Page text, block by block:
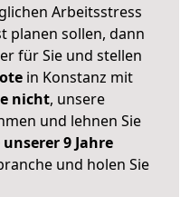
Arbeitsstress
planen sollen, dann
für Sie und stellen
in Konstanz mit
nicht, unsere
und lehnen Sie
9 Jahre
und holen Sie